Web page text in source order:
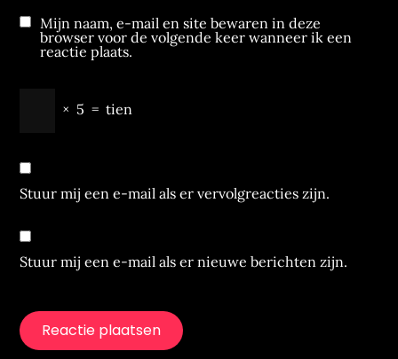
Mijn naam, e-mail en site bewaren in deze
browser voor de volgende keer wanneer ik een
reactie plaats.
× 5 = tien
Stuur mij een e-mail als er vervolgreacties zijn.
Stuur mij een e-mail als er nieuwe berichten zijn.